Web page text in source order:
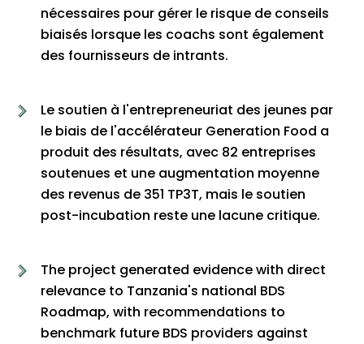
nécessaires pour gérer le risque de conseils
biaisés lorsque les coachs sont également
des fournisseurs de intrants.
Le soutien à l'entrepreneuriat des jeunes par
le biais de l'accélérateur Generation Food a
produit des résultats, avec 82 entreprises
soutenues et une augmentation moyenne
des revenus de 351 TP3T, mais le soutien
post-incubation reste une lacune critique.
The project generated evidence with direct
relevance to Tanzania's national BDS
Roadmap, with recommendations to
benchmark future BDS providers against